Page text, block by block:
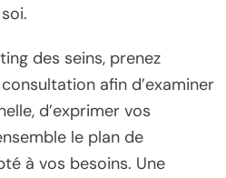
des seins, prenez
afin d’examiner
d’exprimer vos
le plan de
à vos besoins. Une